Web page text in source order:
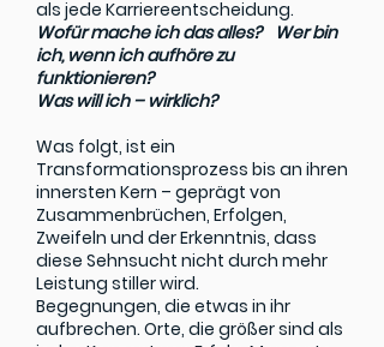
als jede Karriereentscheidung.
Wofür mache ich das alles? Wer bin
ich, wenn ich aufhöre zu
funktionieren?
Was will ich – wirklich?
Was folgt, ist ein
Transformationsprozess bis an ihren
innersten Kern – geprägt von
Zusammenbrüchen, Erfolgen,
Zweifeln und der Erkenntnis, dass
diese Sehnsucht nicht durch mehr
Leistung stiller wird.
Begegnungen, die etwas in ihr
aufbrechen. Orte, die größer sind als